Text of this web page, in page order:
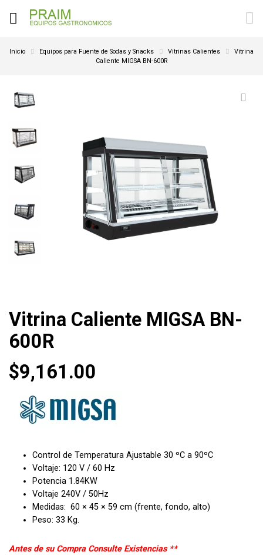
Inicio Equipos para Fuente de Sodas y Snacks Vitrinas Calientes
Vitrina
Caliente MIGSA BN-600R
Vitrina Caliente MIGSA BN-
600R
$9,161.00
Control de Temperatura Ajustable 30 ºC a 90ºC
Voltaje: 120 V / 60 Hz
Potencia 1.84KW
Voltaje 240V / 50Hz
Medidas: 60 × 45 × 59 cm (frente, fondo, alto)
Peso: 33 Kg.
Antes de su Compra Consulte Existencias **